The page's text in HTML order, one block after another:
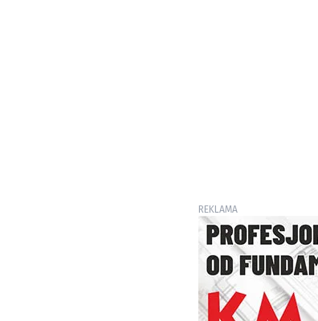
REKLAMA